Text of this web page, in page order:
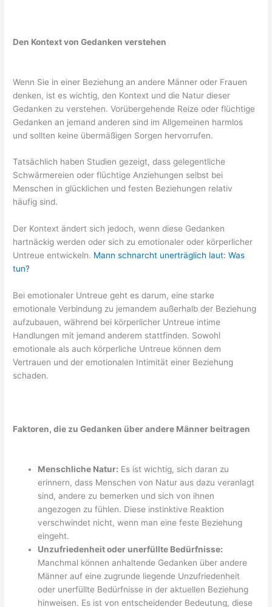
Den Kontext von Gedanken verstehen
Wenn Sie in einer Beziehung an andere Männer oder Frauen
denken, ist es wichtig, den Kontext und die Natur dieser
Gedanken zu verstehen. Vorübergehende Reize oder flüchtige
Gedanken an jemand anderen sind im Allgemeinen harmlos
und sollten keine übermäßigen Sorgen hervorrufen.
Tatsächlich haben Studien gezeigt, dass gelegentliche
Schwärmereien oder flüchtige Anziehungen selbst bei
Menschen in glücklichen und festen Beziehungen relativ
häufig sind.
Der Kontext ändert sich jedoch, wenn diese Gedanken
hartnäckig werden oder sich zu emotionaler oder körperlicher
Untreue entwickeln. Mann schnarcht unerträglich laut: Was
tun?
Bei emotionaler Untreue geht es darum, eine starke
emotionale Verbindung zu jemandem außerhalb der Beziehung
aufzubauen, während bei körperlicher Untreue intime
Handlungen mit jemand anderem stattfinden. Sowohl
emotionale als auch körperliche Untreue können dem
Vertrauen und der emotionalen Intimität einer Beziehung
schaden.
Faktoren, die zu Gedanken über andere Männer beitragen
Menschliche Natur: Es ist wichtig, sich daran zu
erinnern, dass Menschen von Natur aus dazu veranlagt
sind, andere zu bemerken und sich von ihnen
angezogen zu fühlen. Diese instinktive Reaktion
verschwindet nicht, wenn man eine feste Beziehung
eingeht.
Unzufriedenheit oder unerfüllte Bedürfnisse:
Manchmal können anhaltende Gedanken über andere
Männer auf eine zugrunde liegende Unzufriedenheit
oder unerfüllte Bedürfnisse in der aktuellen Beziehung
hinweisen. Es ist von entscheidender Bedeutung, diese